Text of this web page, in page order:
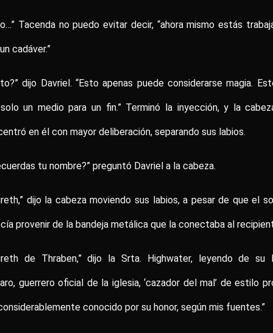
Tacenda no puedo evitar decir, “ahora mismo estás
cadáver.”
dijo Davriel. “Esto apenas puede considerarse magia.
un medio para un fin.” Terminó la inyección, y la
en él con mayor deliberación, separando sus labios.
tu nombre?” preguntó Davriel a la cabeza.
dijo la cabeza moviendo sus labios, a pesar de que el
provenir de la bandeja metálica que la conectaba al
de Thraben,” dijo la Srta. Highwater, leyendo de su
guerrero oficial de la iglesia, ‘cazador del mal’ de estilo
conocido por su honor, según mis fuentes.”